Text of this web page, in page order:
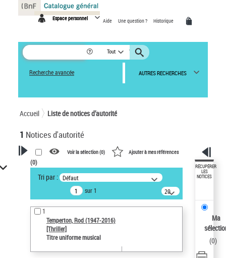
Espace personnel Aide Une question ? Historique
Tout
Recherche avancée AUTRES RECHERCHES
Accueil Liste de notices d’autorité
1 Notices d'autorité
VOTRE RECHERCHE
Recherche avancée dans les
notices d’autorité
Œuvres liées à l'auteur :
Temperton, Rod (1947-2016)
Voir la sélection (0) Ajouter à mes références
(0)
Tri par : Défaut
sur 1
20
résultats/page
1
Temperton, Rod (1947-2016)
[Thriller]
Titre uniforme musical
RÉCUPÉRER
LES
NOTICES
Ma
(0)
Panneau de gestion des cookies